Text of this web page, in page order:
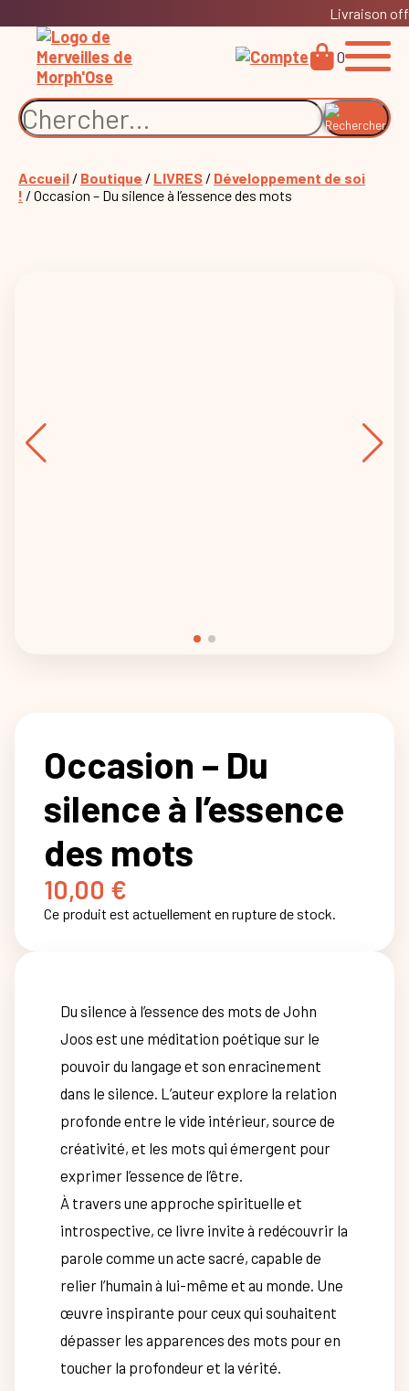
Livraison
0
Accueil / Boutique / LIVRES / Développement de soi
! / Occasion – Du silence à l’essence des mots
Occasion – Du
silence à l’essence
des mots
10,00 €
Ce produit est actuellement en rupture de stock.
Du silence à l’essence des mots de John
Joos est une méditation poétique sur le
pouvoir du langage et son enracinement
dans le silence. L’auteur explore la relation
profonde entre le vide intérieur, source de
créativité, et les mots qui émergent pour
exprimer l’essence de l’être.
À travers une approche spirituelle et
introspective, ce livre invite à redécouvrir la
parole comme un acte sacré, capable de
relier l’humain à lui-même et au monde. Une
œuvre inspirante pour ceux qui souhaitent
dépasser les apparences des mots pour en
toucher la profondeur et la vérité.